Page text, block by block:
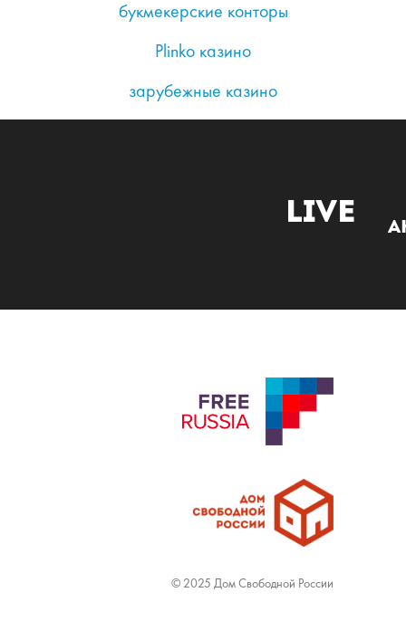
букмекерские конторы
Plinko казино
зарубежные казино
Live
© 2025 Дом Свободной России